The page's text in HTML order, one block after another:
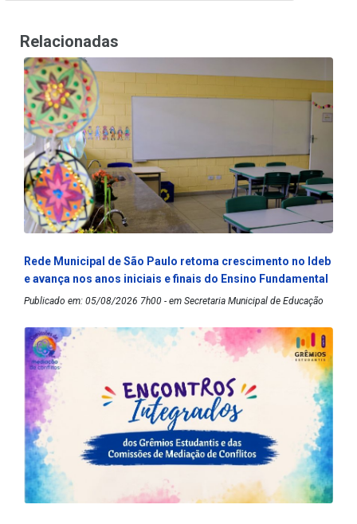
Relacionadas
Rede Municipal de São Paulo retoma crescimento no Ideb
e avança nos anos iniciais e finais do Ensino Fundamental
Publicado em: 05/08/2026 7h00 - em Secretaria Municipal de Educação